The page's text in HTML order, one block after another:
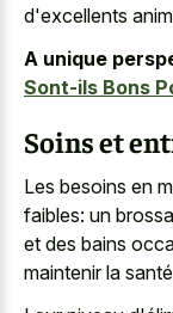
d'excellents
A unique
Sont-ils Bons
Soins et
Les besoins en
faibles: un
et des bains
maintenir la